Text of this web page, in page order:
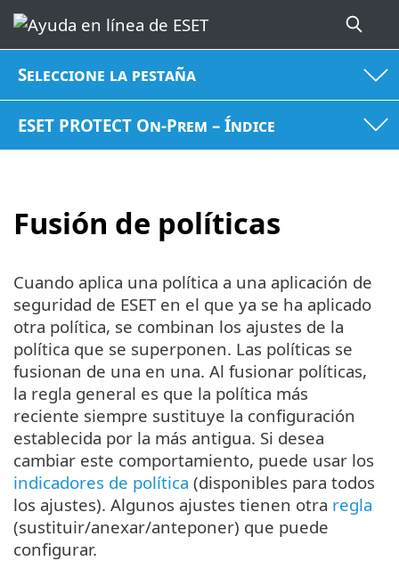
Seleccione la pestaña
ESET PROTECT On-Prem – Índice
Fusión de políticas
Cuando aplica una política a una aplicación de
seguridad de ESET en el que ya se ha aplicado
otra política, se combinan los ajustes de la
política que se superponen. Las políticas se
fusionan de una en una. Al fusionar políticas,
la regla general es que la política más
reciente siempre sustituye la configuración
establecida por la más antigua. Si desea
cambiar este comportamiento, puede usar los
indicadores de política (disponibles para todos
los ajustes). Algunos ajustes tienen otra regla
(sustituir/anexar/anteponer) que puede
configurar.